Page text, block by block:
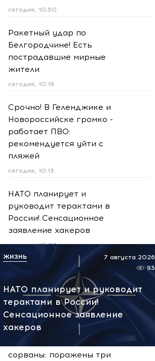
сегодня, 10:50
Ракетный удар по
Белгородчине! Есть
пострадавшие мирные
жители
сегодня, 10:19
Срочно! В Геленджике и
Новороссийске громко -
работает ПВО:
рекомендуется уйти с
пляжей
сегодня, 10:13
НАТО планирует и
руководит терактами в
России! Сенсационное
заявление хакеров
сегодня, 10:07
Подпольный криптоцентр в
башнях «Москва-Сити»:
задержаны более 20
человек
сегодня, 09:57
Сейчас! Поставки для ВСУ
сорваны: поражены три
НАТО планирует и руководит
терактами в России!
Сенсационное заявление
хакеров
7 августа 2026
93
ЖИЗНЬ